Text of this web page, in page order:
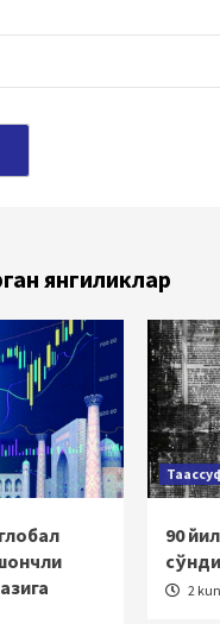
янгиликлар
90
2